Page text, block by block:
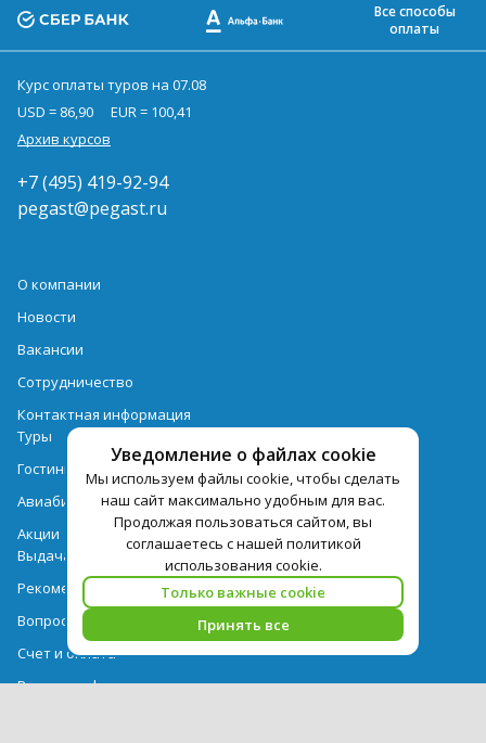
Уведомление о файлах cookie
Мы используем файлы cookie, чтобы сделать
наш сайт максимально удобным для вас.
Продолжая пользоваться сайтом, вы
соглашаетесь с нашей политикой
использования cookie.
Только важные cookie
Принять все
Все способы
оплаты
Курс оплаты туров на 07.08
USD = 86,90
EUR = 100,41
Архив курсов
+7 (495) 419-92-94
pegast@pegast.ru
О компании
Новости
Вакансии
Сотрудничество
Контактная информация
Туры
Гостиницы
Авиабилеты
Акции
Выдача документов
Рекомендации
Вопрос-ответ
Счет и оплата
Важная информация по турпродукту